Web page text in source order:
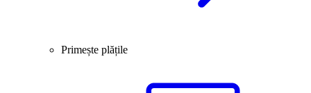
Primește plățile